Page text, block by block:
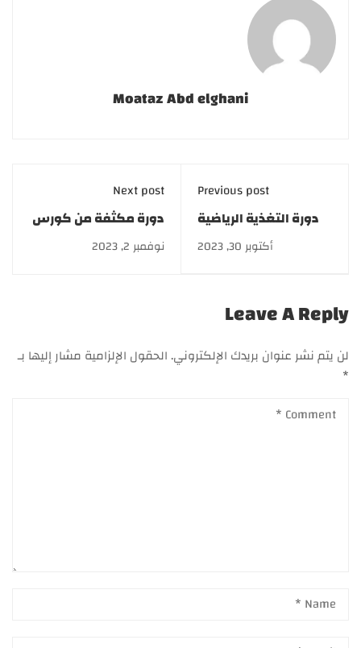
Moataz Abd elghani
Previous post
دورة التغذية الرياضية
والعلاجية والسمنة
والنحافةأكتوبر 30, 2023
Next post
دورة مكثفة من كورس
التجميل والليزر لخريجي
القطاع الطبي
نوفمبر 2, 2023
Leave A Reply
لن يتم نشر عنوان بريدك الإلكتروني.الحقول الإلزامية مشار إليها بـ
*